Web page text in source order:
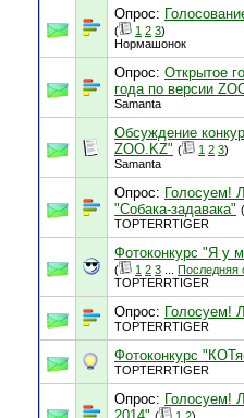
Опрос:
( 1 2 3)
Нормашонок
Опрос: Открытое
года по версии
Samanta
Обсуждение
ZOO.KZ" ( 1 2 3)
Samanta
Опрос: Голосуем!
"Собака-задавака" (
TOPTERRTIGER
Фотоконкурс "Я у
( 1 2 3 Последняя
TOPTERRTIGER
Опрос: Голосуем!
TOPTERRTIGER
Фотоконкурс
TOPTERRTIGER
Опрос: Голосуем!